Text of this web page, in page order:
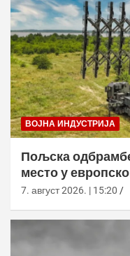
ВОЈНА ИНДУСТРИЈА
Пољска
место у
7. август 2026. | 15:20